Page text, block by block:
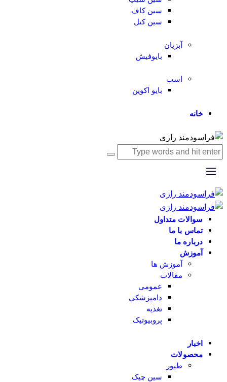
سین کاف
سین کتل
آبزیان
بایوفیش
اسب
بایو اکوین
خانه
سوالات متداول
تماس با ما
درباره ما
آموزش
آموزش ها
مقالات
عمومی
دامپزشکی
تغذیه
پروبیوتیک
اخبار
محصولات
طیور
سین چیک